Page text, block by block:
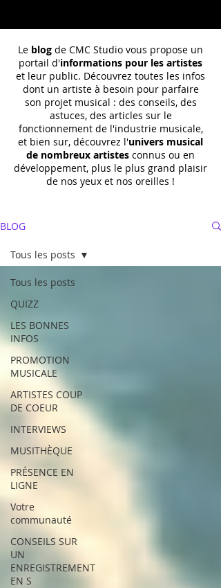
Le blog de CMC Studio vous propose un
portail d'informations pour les artistes
et leur public. Découvrez toutes les infos
dont un artiste à besoin pour parfaire
son projet musical : des conseils, des
astuces, des articles sur le
fonctionnement de l'industrie musicale,
et bien sur, découvrez l'univers musical
de nombreux artistes connus ou en
développement, plus le plus grand plaisir
de nos yeux et nos oreilles !
BLOG
Tous les posts
QUIZZ
LES BONNES
INFOS
PROMOTION
MUSICALE
ARTISTES COUP
DE COEUR
INTERVIEWS
MUSITHÈQUE
PRÉSENCE EN
LIGNE
Votre
communauté
CONSEILS SUR
UN
ENREGISTREMENT
EN S
Tous les posts